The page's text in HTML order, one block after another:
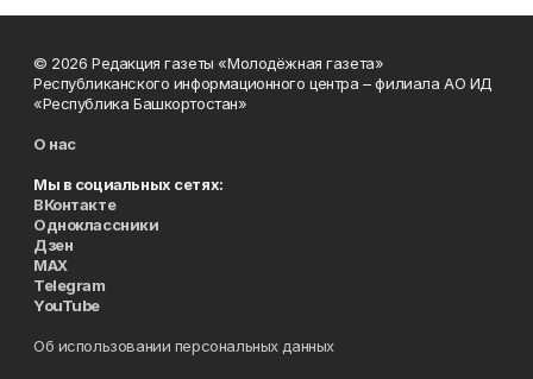
© 2026 Редакция газеты «Молодёжная газета»
Республиканского информационного центра – филиала АО ИД
«Республика Башкортостан»
О нас
Мы в социальных сетях:
ВКонтакте
Одноклассники
Дзен
MAX
Telegram
YouTube
Об использовании персональных данных